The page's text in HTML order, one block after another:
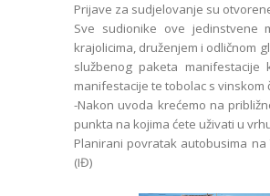
Prijave za sudjelovanje su
Sve sudionike ove jedinstvene
krajolicima, druženjem i odličnom
službenog paketa manifestacije
manifestacije te tobolac s vinskom
-Nakon uvoda krećemo na
punkta na kojima ćete uživati u
Planirani povratak autobusima
(IĐ)